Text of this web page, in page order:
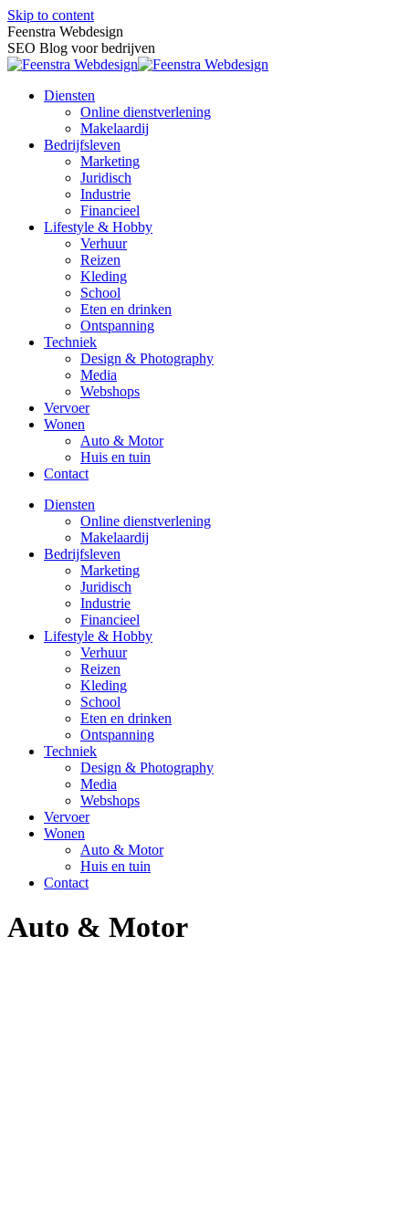
Skip to content
Feenstra Webdesign
SEO Blog voor bedrijven
Diensten
Online dienstverlening
Makelaardij
Bedrijfsleven
Marketing
Juridisch
Industrie
Financieel
Lifestyle & Hobby
Verhuur
Reizen
Kleding
School
Eten en drinken
Ontspanning
Techniek
Design & Photography
Media
Webshops
Vervoer
Wonen
Auto & Motor
Huis en tuin
Contact
Diensten
Online dienstverlening
Makelaardij
Bedrijfsleven
Marketing
Juridisch
Industrie
Financieel
Lifestyle & Hobby
Verhuur
Reizen
Kleding
School
Eten en drinken
Ontspanning
Techniek
Design & Photography
Media
Webshops
Vervoer
Wonen
Auto & Motor
Huis en tuin
Contact
Auto & Motor